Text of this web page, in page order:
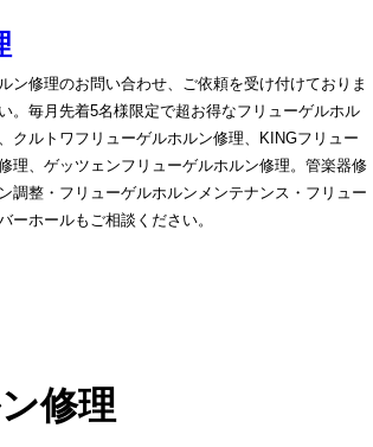
ン修理のお問い合わせ、ご依頼を受け付けておりま
。毎月先着5名様限定で超お得なフリューゲルホル
クルトワフリューゲルホルン修理、KINGフリュー
理、ゲッツェンフリューゲルホルン修理。管楽器修
調整・フリューゲルホルンメンテナンス・フリュー
ーホールもご相談ください。
修理